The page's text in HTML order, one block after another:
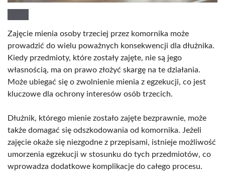
Zajęcie mienia osoby trzeciej przez komornika może
prowadzić do wielu poważnych konsekwencji dla dłużnika.
Kiedy przedmioty, które zostały zajęte, nie są jego
własnością, ma on prawo złożyć skargę na te działania.
Może ubiegać się o zwolnienie mienia z egzekucji, co jest
kluczowe dla ochrony interesów osób trzecich.
Dłużnik, którego mienie zostało zajęte bezprawnie, może
także domagać się odszkodowania od komornika. Jeżeli
zajęcie okaże się niezgodne z przepisami, istnieje możliwość
umorzenia egzekucji w stosunku do tych przedmiotów, co
wprowadza dodatkowe komplikacje do całego procesu.